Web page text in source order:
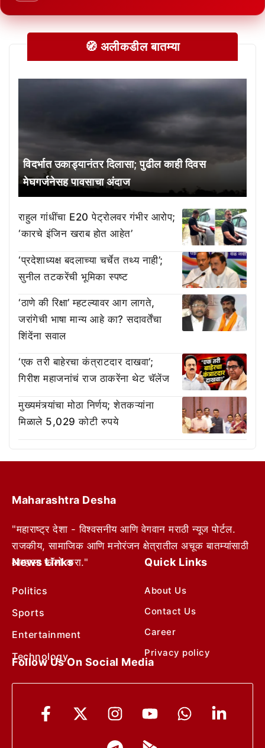
🧭 अलीकडील बातम्या
विदर्भात उकाड्यानंतर दिलासा; पुढील काही दिवस
मेघगर्जनेसह पावसाचा अंदाज
राहुल गांधींचा E20 पेट्रोलवर गंभीर आरोप;
‘कारचे इंजिन खराब होत आहेत’
‘प्रदेशाध्यक्ष बदलाच्या चर्चेत तथ्य नाही’;
सुनील तटकरेंची भूमिका स्पष्ट
‘ठाणे की रिक्षा’ म्हटल्यावर आग लागते,
जरांगेची भाषा मान्य आहे का? सदावर्तेंचा
शिंदेंना सवाल
‘एक तरी बाहेरचा कंत्राटदार दाखवा’;
गिरीश महाजनांचं राज ठाकरेंना थेट चॅलेंज
मुख्यमंत्र्यांचा मोठा निर्णय; शेतकऱ्यांना
मिळाले 5,029 कोटी रुपये
Maharashtra Desha
"महाराष्ट्र देशा - विश्वसनीय आणि वेगवान मराठी न्यूज पोर्टल.
राजकीय, सामाजिक आणि मनोरंजन क्षेत्रातील अचूक बातम्यांसाठी
आम्हाला फॉलो करा."
News Links
Politics
Sports
Entertainment
Technology
Quick Links
About Us
Contact Us
Career
Privacy policy
Follow Us On Social Media